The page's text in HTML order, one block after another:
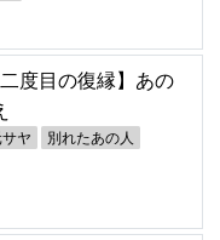
度目の復縁】あの
サヤ 別れたあの人